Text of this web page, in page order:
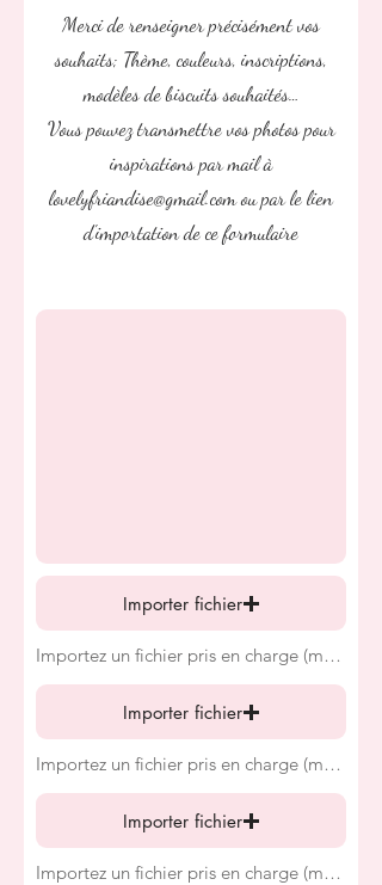
Merci de renseigner précisément vos
souhaits; Thème, couleurs, inscriptions,
modèles de biscuits souhaités…
Vous pouvez transmettre vos photos pour
inspirations par mail à
lovelyfriandise@gmail.comou par le lien
d'importation de ce formulaire
Importer fichier
Importez un fichier pris en charge (max. 15 Mo)
Importer fichier
Importez un fichier pris en charge (max. 15 Mo)
Importer fichier
Importez un fichier pris en charge (max. 15 Mo)